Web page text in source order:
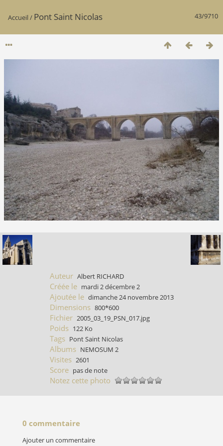
43/9710
Accueil/ Pont Saint Nicolas
Auteur Albert RICHARD
Créée le mardi 2 décembre 2
Ajoutée le dimanche 24 novembre 2013
Dimensions 800*600
Fichier 2005_03_19_PSN_017.jpg
Poids 122 Ko
Tags Pont Saint Nicolas
Albums NEMOSUM 2
Visites 2601
Score pas de note
Notez cette photo
0 commentaire
Ajouter un commentaire